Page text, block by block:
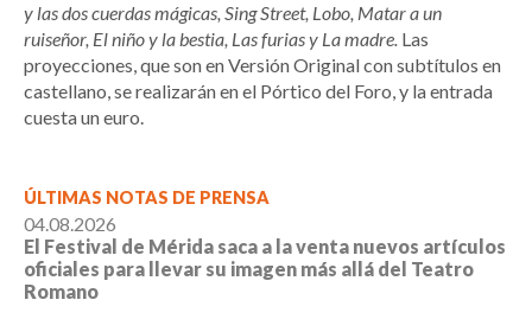
y las dos cuerdas mágicas, Sing Street, Lobo, Matar a un
ruiseñor, El niño y la bestia, Las furias y La madre. Las
proyecciones, que son en Versión Original con subtítulos en
castellano, se realizarán en el Pórtico del Foro, y la entrada
cuesta un euro.
ÚLTIMAS NOTAS DE PRENSA
04.08.2026
El Festival de Mérida saca a la venta nuevos artículos
oficiales para llevar su imagen más allá del Teatro
Romano